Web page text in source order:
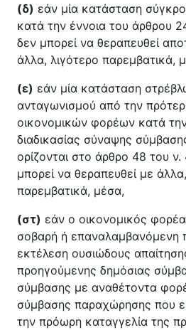
(δ) εάν μία κατάσταση
κατά την έννοια του άρθρου
δεν μπορεί να θεραπευθεί
άλλα, λιγότερο παρεμβατικά,
(ε) εάν μία κατάσταση
ανταγωνισμού από την
οικονομικών φορέων κατά
διαδικασίας σύναψης
ορίζονται στο άρθρο 48 του
μπορεί να θεραπευθεί με
παρεμβατικά, μέσα,
(στ) εάν ο οικονομικός
σοβαρή ή επαναλαμβανόμενη
εκτέλεση ουσιώδους
προηγούμενης δημόσιας
σύμβασης με αναθέτοντα
σύμβασης παραχώρησης που
την πρόωρη καταγγελία της